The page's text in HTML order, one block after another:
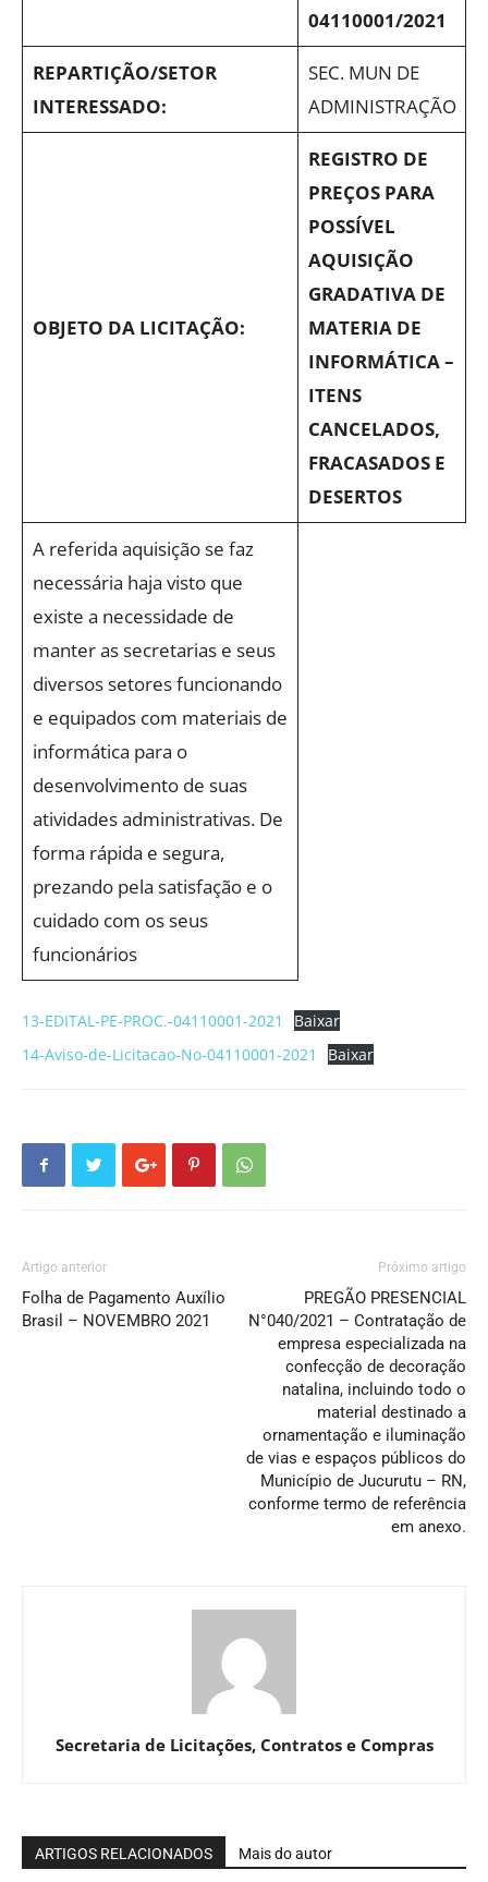
04110001/2021
REPARTIÇÃO/SETOR
INTERESSADO:
SEC. MUN DE
ADMINISTRAÇÃO
OBJETO DA LICITAÇÃO:
REGISTRO DE
PREÇOS PARA
POSSÍVEL
AQUISIÇÃO
GRADATIVA DE
MATERIA DE
INFORMÁTICA –
ITENS
CANCELADOS,
FRACASADOS E
DESERTOS
A referida aquisição se faz
necessária haja visto que
existe a necessidade de
manter as secretarias e seus
diversos setores funcionando
e equipados com materiais de
informática para o
desenvolvimento de suas
atividades administrativas. De
forma rápida e segura,
prezando pela satisfação e o
cuidado com os seus
funcionários
13-EDITAL-PE-PROC.-04110001-2021
Baixar
14-Aviso-de-Licitacao-No-04110001-2021
Baixar
Artigo anterior
Folha de Pagamento Auxílio
Brasil – NOVEMBRO 2021
Próximo artigo
PREGÃO PRESENCIAL
N°040/2021 – Contratação de
empresa especializada na
confecção de decoração
natalina, incluindo todo o
material destinado a
ornamentação e iluminação
de vias e espaços públicos do
Município de Jucurutu – RN,
conforme termo de referência
em anexo.
Secretaria de Licitações, Contratos e Compras
ARTIGOS RELACIONADOS Mais do autor